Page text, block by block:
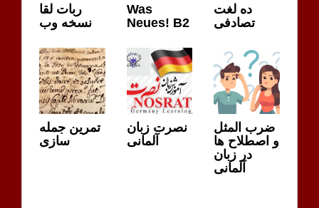
ربات لقا
نسخه وب
Was
Neues! B2
ده لغت
تصادفی
تمرین جمله
سازی
نصرت زبان
آلمانی
ضرب المثل
و اصطلاح ها
در زبان
آلمانی